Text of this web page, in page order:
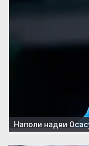
Наполи надви